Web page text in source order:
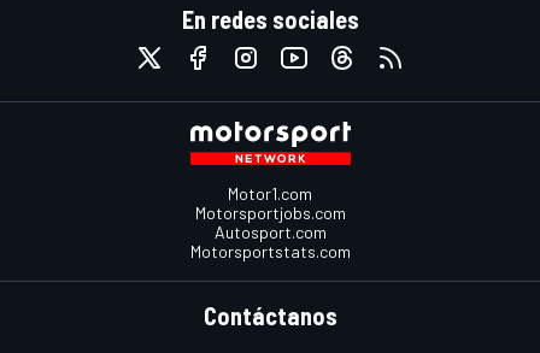
En redes sociales
Motor1.com
Motorsportjobs.com
Autosport.com
Motorsportstats.com
Contáctanos